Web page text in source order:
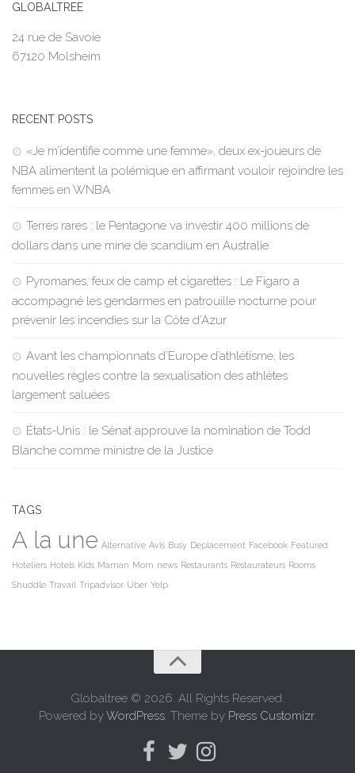
GLOBALTREE
24 rue de Savoie
67120 Molsheim
RECENT POSTS
«Je m’identifie comme une femme», deux ex-joueurs de
NBA alimentent la polémique en affirmant vouloir rejoindre les
femmes en WNBA
Terres rares : le Pentagone va investir 400 millions de
dollars dans une mine de scandium en Australie
Pyromanes, feux de camp et cigarettes : Le Figaro a
accompagné les gendarmes en patrouille nocturne pour
prévenir les incendies sur la Côte d’Azur
Avant les championnats d’Europe d’athlétisme, les
nouvelles règles contre la sexualisation des athlètes
largement saluées
États-Unis : le Sénat approuve la nomination de Todd
Blanche comme ministre de la Justice
TAGS
A la une Alternative Avis Busy Deplacement Facebook Featured
Hoteliers Hotels Kids Maman Mom news Restaurants Restaurateurs Rooms
Shuddle Travail Tripadvisor Uber Yelp
Globaltree © 2026. All Rights Reserved.
Powered byWordPress. Theme by Press Customizr.